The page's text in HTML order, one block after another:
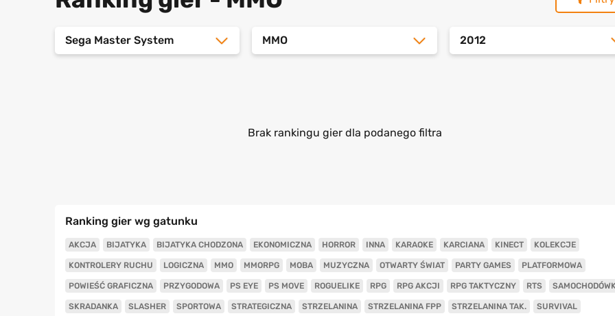
Sega Master System MMO 2012
Brak rankingu gier dla podanego filtra
Ranking gier wg gatunku
AKCJA BIJATYKA BIJATYKA CHODZONA EKONOMICZNA HORROR INNA KARAOKE KARCIANA KINECT KOLEKCJE
KONTROLERY RUCHU LOGICZNA MMO MMORPG MOBA MUZYCZNA OTWARTY ŚWIAT PARTY GAMES PLATFORMOWA
POWIEŚĆ GRAFICZNA PRZYGODOWA PS EYE PS MOVE ROGUELIKE RPG RPG AKCJI RPG TAKTYCZNY RTS
SKRADANKA SLASHER SPORTOWA STRATEGICZNA STRZELANINA STRZELANINA FPP STRZELANINA TAK. SURVIVAL